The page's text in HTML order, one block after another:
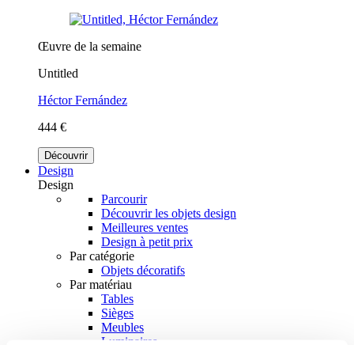
Œuvre de la semaine
Untitled
Héctor Fernández
444 €
Découvrir
Design
Design
Parcourir
Découvrir les objets design
Meilleures ventes
Design à petit prix
Par catégorie
Objets décoratifs
Par matériau
Tables
Sièges
Meubles
Luminaires